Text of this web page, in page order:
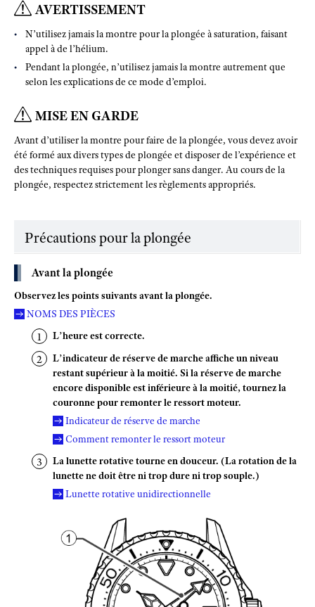
AVERTISSEMENT
N’utilisez jamais la montre pour la plongée à saturation, faisant
appel à de l’hélium.
Pendant la plongée, n’utilisez jamais la montre autrement que
selon les explications de ce mode d’emploi.
MISE EN GARDE
Avant d’utiliser la montre pour faire de la plongée, vous devez avoir
été formé aux divers types de plongée et disposer de l’expérience et
des techniques requises pour plonger sans danger. Au cours de la
plongée, respectez strictement les règlements appropriés.
Précautions pour la plongée
Avant la plongée
Observez les points suivants avant la plongée.
NOMS DES PIÈCES
L’heure est correcte.
L’indicateur de réserve de marche affiche un niveau
restant supérieur à la moitié. Si la réserve de marche
encore disponible est inférieure à la moitié, tournez la
couronne pour remonter le ressort moteur.
Indicateur de réserve de marche
Comment remonter le ressort moteur
La lunette rotative tourne en douceur. (La rotation de la
lunette ne doit être ni trop dure ni trop souple.)
Lunette rotative unidirectionnelle